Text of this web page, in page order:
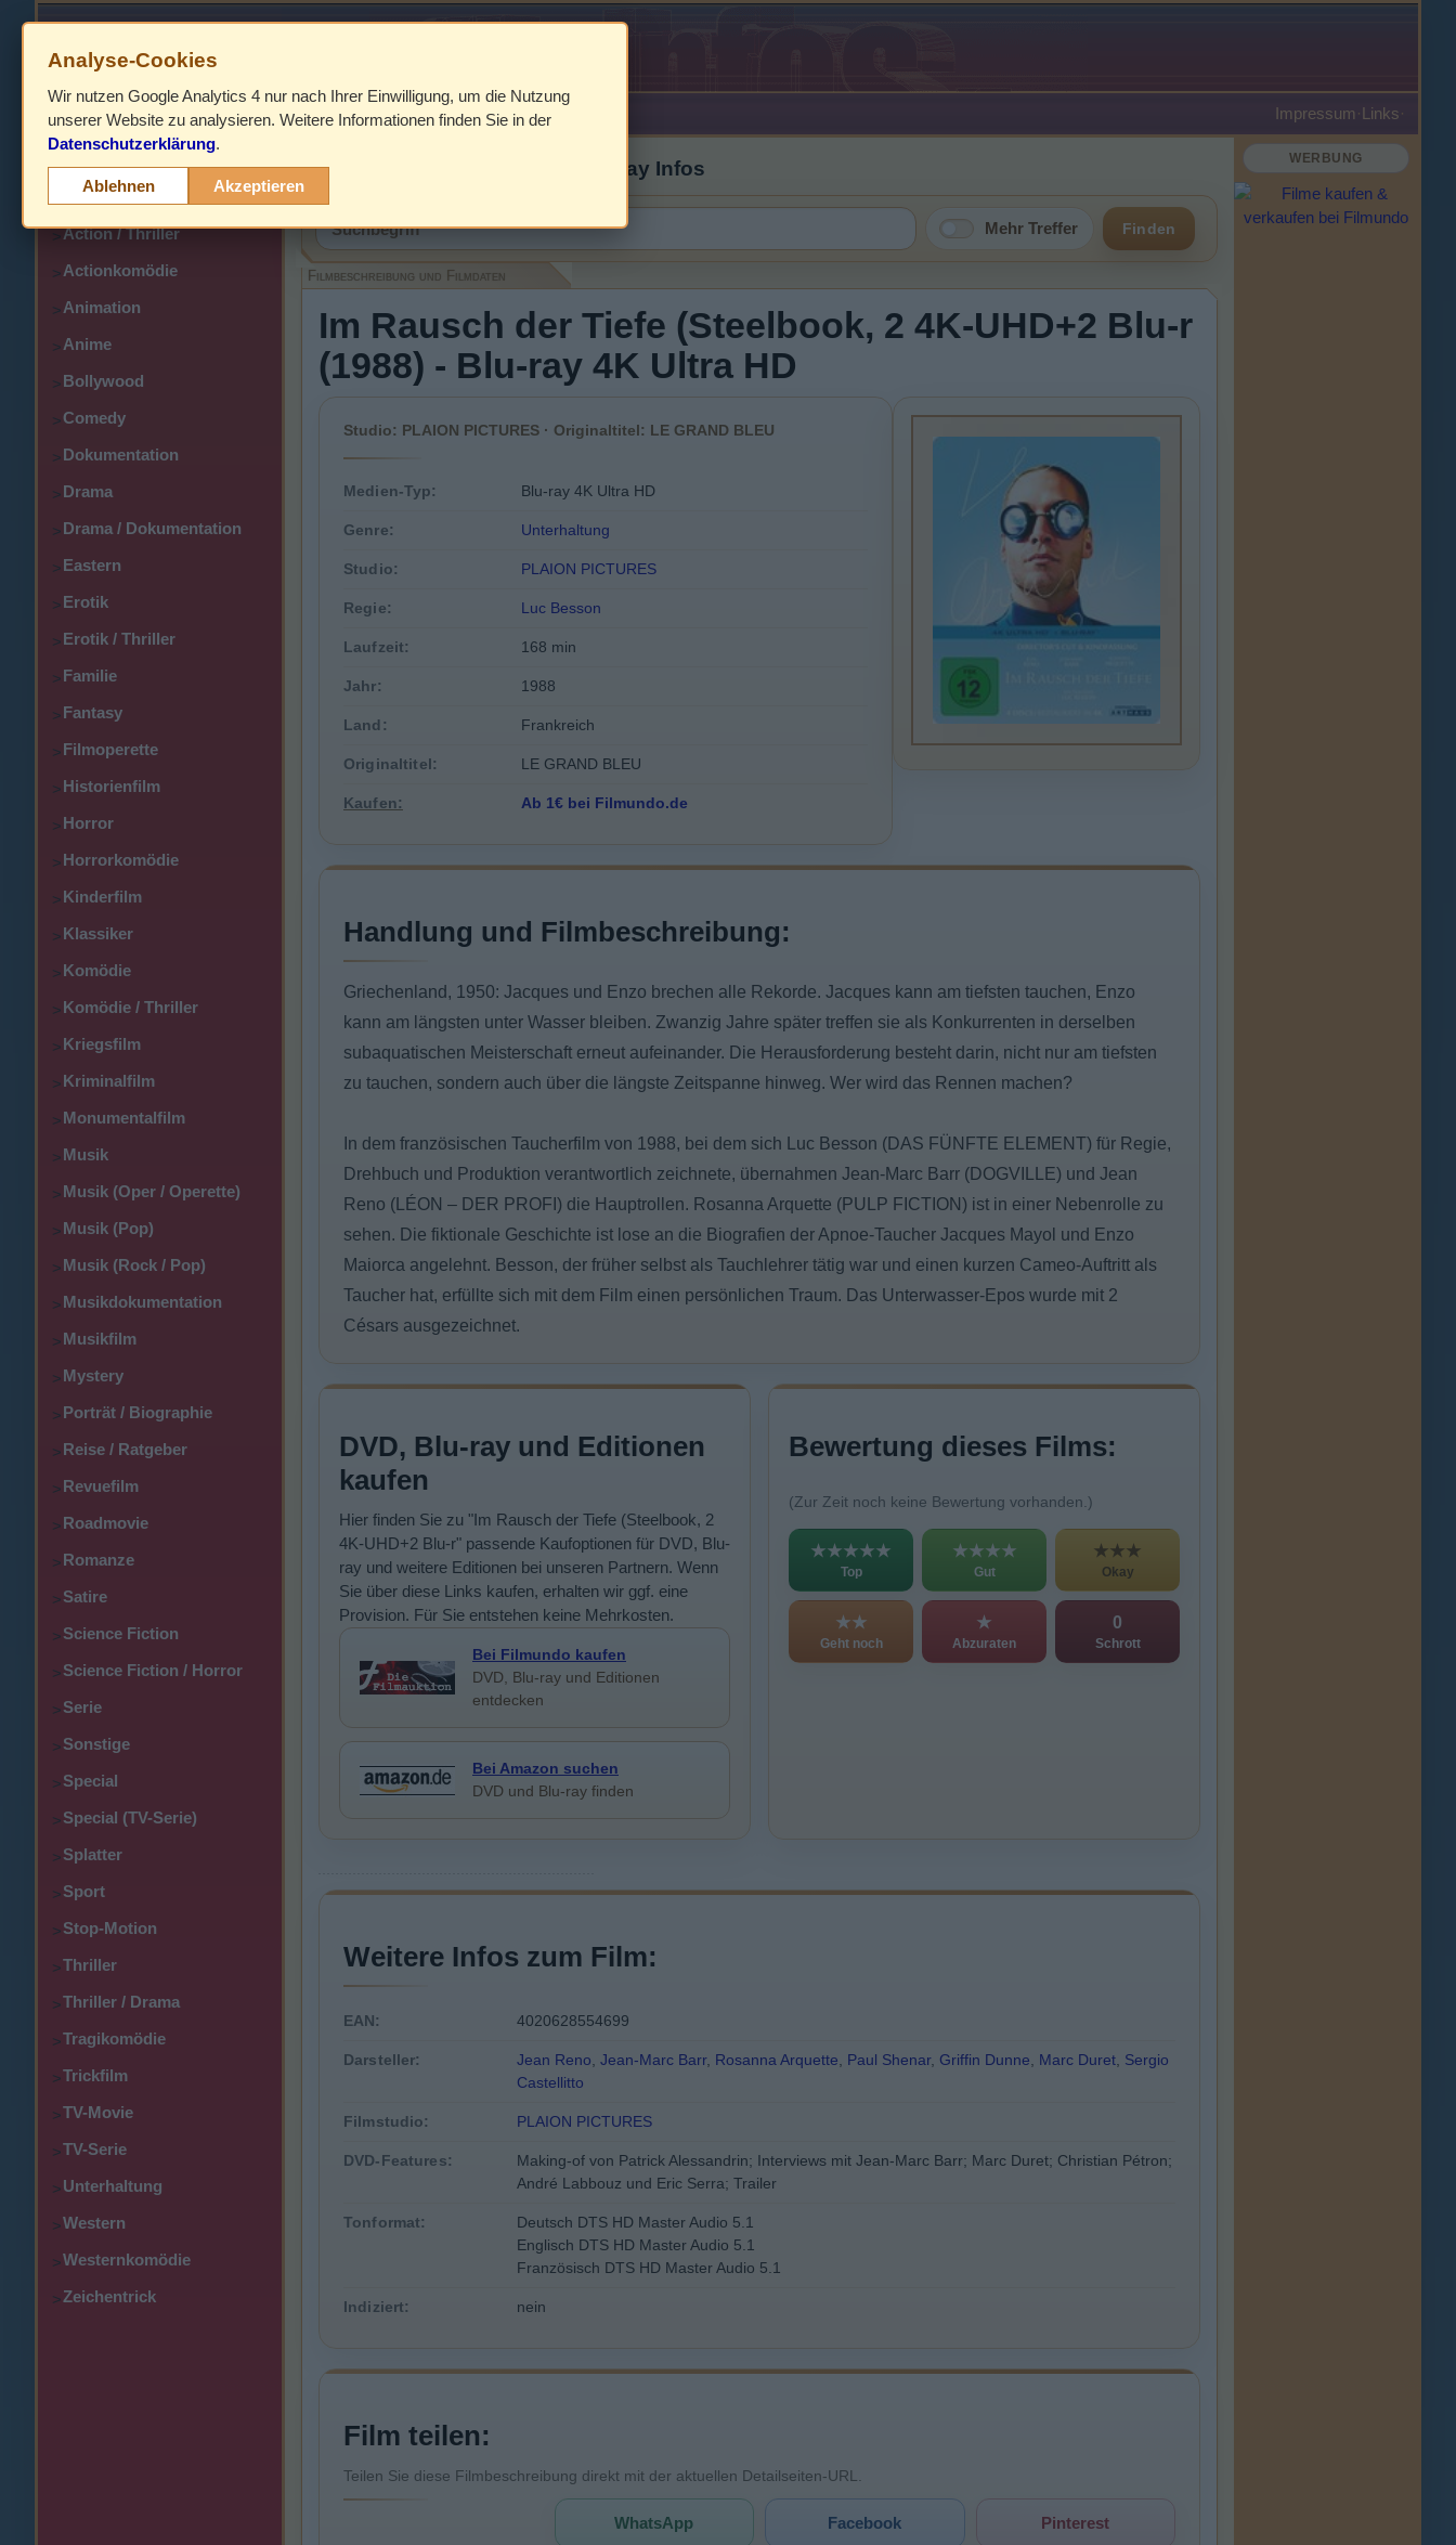
HOME Impressum ·Links·
>
> Action
>Action / Thriller
>Actionkomödie
>Animation
>Anime
>Bollywood
>Comedy
>Dokumentation
>Drama
>Drama / Dokumentation
>Eastern
>Erotik
>Erotik / Thriller
>Familie
>Fantasy
>Filmoperette
>Historienfilm
>Horror
>Horrorkomödie
>Kinderfilm
>Klassiker
>Komödie
>Komödie / Thriller
>Kriegsfilm
>Kriminalfilm
>Monumentalfilm
>Musik
>Musik (Oper / Operette)
>Musik (Pop)
>Musik (Rock / Pop)
>Musikdokumentation
>Musikfilm
>Mystery
>Porträt / Biographie
>Reise / Ratgeber
>Revuefilm
>Roadmovie
>Romanze
>Satire
>Science Fiction
>Science Fiction / Horror
>Serie
>Sonstige
>Special
>Special (TV-Serie)
>Splatter
>Sport
>Stop-Motion
>Thriller
>Thriller / Drama
>Tragikomödie
>Trickfilm
>TV-Movie
>TV-Serie
>Unterhaltung
>Western
>Westernkomödie
>Zeichentrick
Filmbeschreibung, Cover & Blu-ray Infos
Mehr Treffer Finden
Filmbeschreibung und Filmdaten
Im Rausch der Tiefe (Steelbook, 2 4K-UHD+2 Blu-r
(1988) - Blu-ray 4K Ultra HD
Studio: PLAION PICTURES · Originaltitel: LE GRAND BLEU
Medien-Typ: Blu-ray 4K Ultra HD
Genre: Unterhaltung
Studio: PLAION PICTURES
Regie: Luc Besson
Laufzeit: 168 min
Jahr: 1988
Land: Frankreich
Originaltitel: LE GRAND BLEU
Kaufen: Ab 1€ bei Filmundo.de
Handlung und Filmbeschreibung:
Griechenland, 1950: Jacques und Enzo brechen alle Rekorde. Jacques kann am tiefsten tauchen, Enzo
kann am längsten unter Wasser bleiben. Zwanzig Jahre später treffen sie als Konkurrenten in derselben
subaquatischen Meisterschaft erneut aufeinander. Die Herausforderung besteht darin, nicht nur am tiefsten
zu tauchen, sondern auch über die längste Zeitspanne hinweg. Wer wird das Rennen machen?
In dem französischen Taucherfilm von 1988, bei dem sich Luc Besson (DAS FÜNFTE ELEMENT) für Regie,
Drehbuch und Produktion verantwortlich zeichnete, übernahmen Jean-Marc Barr (DOGVILLE) und Jean
Reno (LÉON – DER PROFI) die Hauptrollen. Rosanna Arquette (PULP FICTION) ist in einer Nebenrolle zu
sehen. Die fiktionale Geschichte ist lose an die Biografien der Apnoe-Taucher Jacques Mayol und Enzo
Maiorca angelehnt. Besson, der früher selbst als Tauchlehrer tätig war und einen kurzen Cameo-Auftritt als
Taucher hat, erfüllte sich mit dem Film einen persönlichen Traum. Das Unterwasser-Epos wurde mit 2
Césars ausgezeichnet.
DVD, Blu-ray und Editionen
kaufen
Hier finden Sie zu "Im Rausch der Tiefe (Steelbook, 2
4K-UHD+2 Blu-r" passende Kaufoptionen für DVD, Blu-
ray und weitere Editionen bei unseren Partnern. Wenn
Sie über diese Links kaufen, erhalten wir ggf. eine
Provision. Für Sie entstehen keine Mehrkosten.
Bei Filmundo kaufen
DVD, Blu-ray und Editionen
entdecken
Bei Amazon suchen
DVD und Blu-ray finden
Bewertung dieses Films:
(Zur Zeit noch keine Bewertung vorhanden.)
★★★★★
Top
★★★★
Gut
★★★
Okay
★★
Geht noch
★
Abzuraten
0
Schrott
Weitere Infos zum Film:
EAN: 4020628554699
Darsteller: Jean Reno Jean-Marc Barr, Rosanna Arquette Paul Shenar, Griffin Dunne Marc Duret Sergio
Castellitto
Filmstudio: PLAION PICTURES
DVD-Features:
Making-of von Patrick Alessandrin; Interviews mit Jean-Marc Barr; Marc Duret; Christian Pétron;
André Labbouz und Eric Serra; Trailer
Tonformat:
Deutsch DTS HD Master Audio 5.1
Englisch DTS HD Master Audio 5.1
Französisch DTS HD Master Audio 5.1
Indiziert: nein
Film teilen:
Teilen Sie diese Filmbeschreibung direkt mit der aktuellen Detailseiten-URL.
WhatsApp Facebook Pinterest
WERBUNG
Analyse-Cookies
Wir nutzen Google Analytics 4 nur nach Ihrer Einwilligung, um die Nutzung
unserer Website zu analysieren. Weitere Informationen finden Sie in der
Datenschutzerklärung.
Ablehnen Akzeptieren